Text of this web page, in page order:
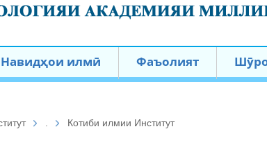
Навидҳои илмӣ Фаъолият
Котиби илмии Институт